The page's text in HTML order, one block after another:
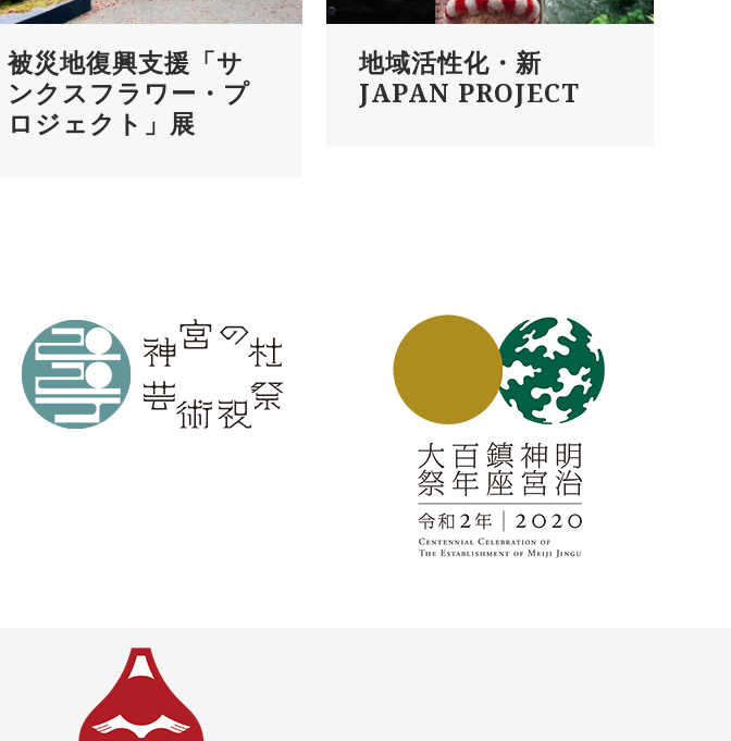
被災地復興支援「サ
ンクスフラワー・プ
ロジェクト」展
地域活性化・新
JAPAN PROJECT